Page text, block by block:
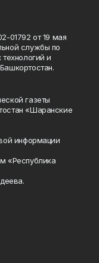
01792 от 19 мая
службы по
и
газеты
«Шаранские
информации
«Республика